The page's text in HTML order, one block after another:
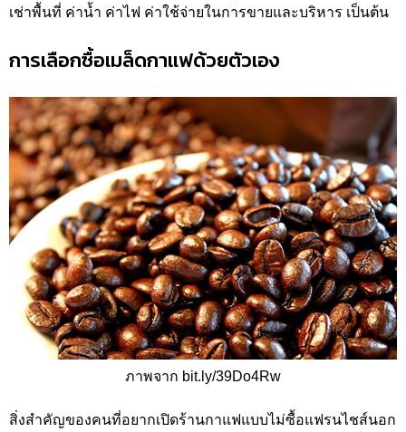
เช่าพื้นที่ ค่าน้ำ ค่าไฟ ค่าใช้จ่ายในการขายและบริหาร เป็นต้น
การเลือกซื้อเมล็ดกาแฟด้วยตัวเอง
ภาพจาก bit.ly/39Do4Rw
สิ่งสำคัญของคนที่อยากเปิดร้านกาแฟแบบไม่ซื้อแฟรนไชส์นอก